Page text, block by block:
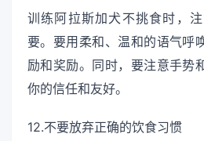
训练阿拉斯加犬不挑食时，
要。要用柔和、温和的语气呼
励和奖励。同时，要注意手势
你的信任和友好。
12.不要放弃正确的饮食习惯